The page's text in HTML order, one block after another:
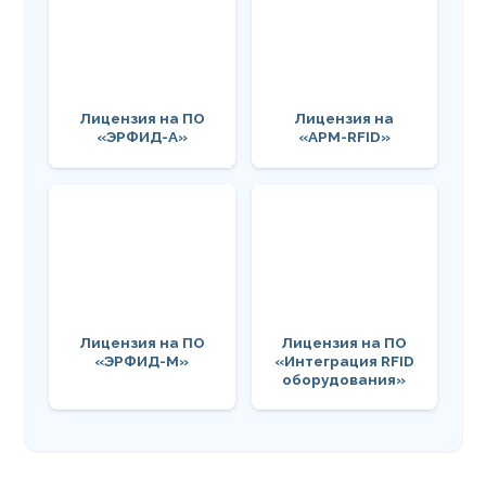
Лицензия на ПО
«ЭРФИД-А»
Лицензия на
«АРМ-RFID»
Лицензия на ПО
«ЭРФИД-М»
Лицензия на ПО
«Интеграция RFID
оборудования»